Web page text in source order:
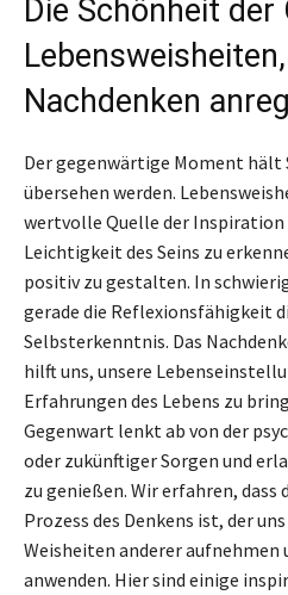
Die Schönheit der
Nachdenken
Der gegenwärtige Moment hält
übersehen werden.
wertvolle Quelle der Inspiration
Leichtigkeit des Seins zu
positiv zu gestalten. In
gerade die Reflexionsfähigkeit
Selbsterkenntnis. Das
hilft uns, unsere
Erfahrungen des Lebens zu
Gegenwart lenkt ab von der
oder zukünftiger Sorgen und
zu genießen. Wir erfahren, dass
Prozess des Denkens ist, der
Weisheiten anderer aufnehmen
anwenden. Hier sind einige